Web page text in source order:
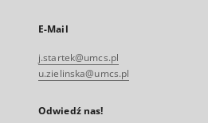
E-Mail
j.startek@umcs.pl
u.zielinska@umcs.pl
Odwiedź nas!